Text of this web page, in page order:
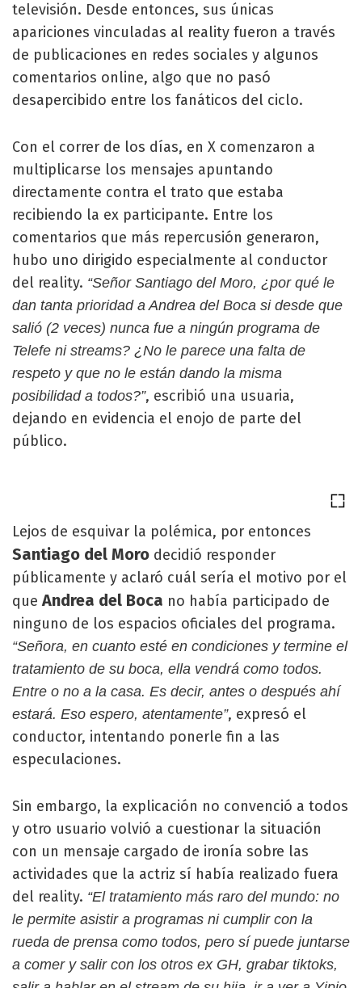
televisión. Desde entonces, sus únicas
apariciones vinculadas al reality fueron a través
de publicaciones en redes sociales y algunos
comentarios online, algo que no pasó
desapercibido entre los fanáticos del ciclo.
Con el correr de los días, en X comenzaron a
multiplicarse los mensajes apuntando
directamente contra el trato que estaba
recibiendo la ex participante. Entre los
comentarios que más repercusión generaron,
hubo uno dirigido especialmente al conductor
del reality. “Señor Santiago del Moro, ¿por qué le
dan tanta prioridad a Andrea del Boca si desde que
salió (2 veces) nunca fue a ningún programa de
Telefe ni streams? ¿No le parece una falta de
respeto y que no le están dando la misma
posibilidad a todos?”, escribió una usuaria,
dejando en evidencia el enojo de parte del
público.
Lejos de esquivar la polémica, por entonces
Santiago del Moro decidió responder
públicamente y aclaró cuál sería el motivo por el
queAndrea del Boca no había participado de
ninguno de los espacios oficiales del programa.
“Señora, en cuanto esté en condiciones y termine el
tratamiento de su boca, ella vendrá como todos.
Entre o no a la casa. Es decir, antes o después ahí
estará. Eso espero, atentamente”, expresó el
conductor, intentando ponerle fin a las
especulaciones.
Sin embargo, la explicación no convenció a todos
y otro usuario volvió a cuestionar la situación
con un mensaje cargado de ironía sobre las
actividades que la actriz sí había realizado fuera
del reality. “El tratamiento más raro del mundo: no
le permite asistir a programas ni cumplir con la
rueda de prensa como todos, pero sí puede juntarse
a comer y salir con los otros ex GH, grabar tiktoks,